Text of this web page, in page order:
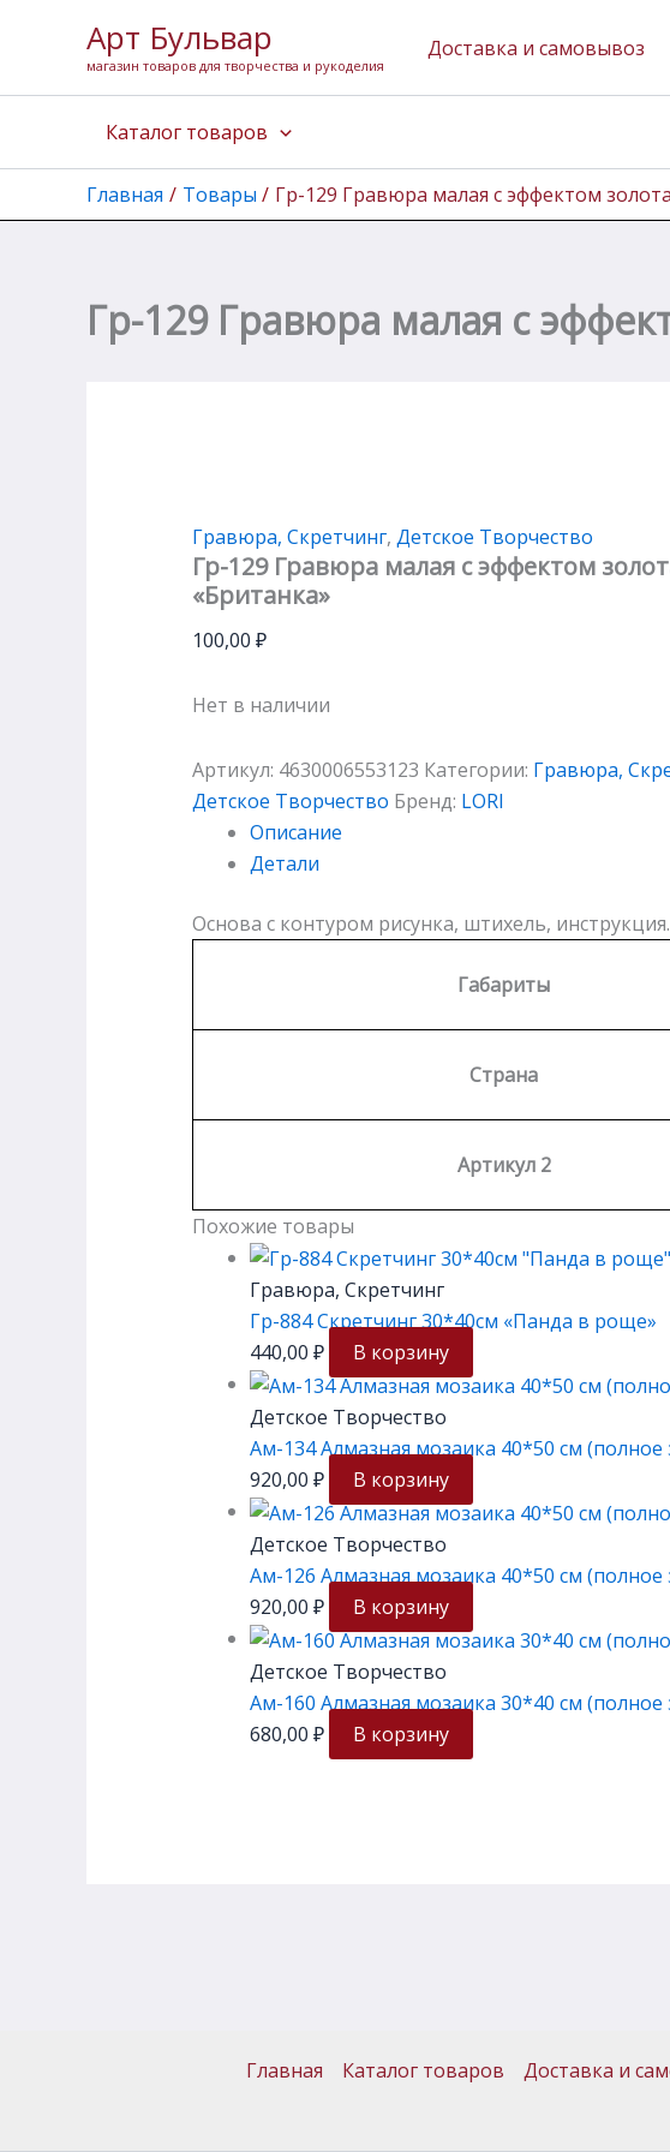
содержимому
Арт Бульвар
магазин товаров для творчества и рукоделия
Доставка и самовывоз
Каталог товаров
Главная Товары Гр-129 Гравюра малая с эффектом
Гр-129 Гравюра малая с
Гравюра, Скретчинг, Детское Творчество
Гр-129 Гравюра малая с эффектом
«Британка»
100,00 ₽
Нет в наличии
Артикул: 4630006553123 Категории: Гравюра,
Детское Творчество Бренд: LORI
Описание
Детали
Основа с контуром рисунка, штихель, инструкция.
Габариты
Страна
Артикул 2
Похожие товары
Гравюра, Скретчинг
Гр-884 Скретчинг 30*40см «Панда в роще»
440,00 ₽ В корзину
Детское Творчество
Ам-134 Алмазная мозаика 40*50 см
920,00 ₽ В корзину
Детское Творчество
Ам-126 Алмазная мозаика 40*50 см (полное
920,00 ₽ В корзину
Детское Творчество
Ам-160 Алмазная мозаика 30*40 см
680,00 ₽ В корзину
Главная Каталог товаров Доставка и